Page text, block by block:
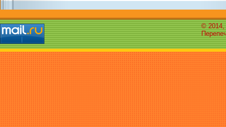
© 2014,